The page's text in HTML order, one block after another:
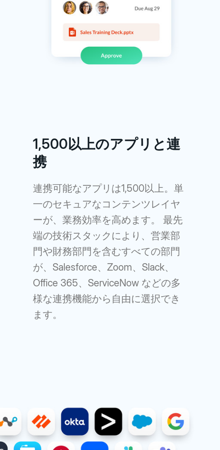
1,500以上のアプリと連
携
連携可能なアプリは1,500以上。単
一のセキュアなコンテンツレイヤ
ーが、業務効率を高めます。 最先
端の技術スタックにより、営業部
門や財務部門を含むすべての部門
が、Salesforce、Zoom、Slack、
Office 365、ServiceNow などの多
様な連携機能から自由に選択でき
ます。